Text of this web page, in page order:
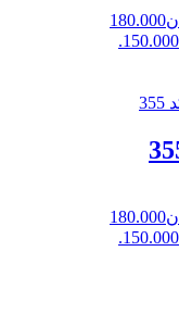
قیمت اصلی: تومان180.000
قیمت اصلی: تومان180.000